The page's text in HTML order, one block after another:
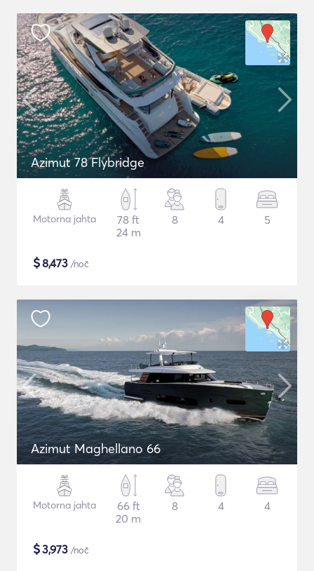
Azimut 78 Flybridge
Motorna jahta
78 ft
24 m
8 4 5
$8,473 /noč
Azimut Maghellano 66
Motorna jahta
66 ft
20 m
8 4 4
$3,973 /noč